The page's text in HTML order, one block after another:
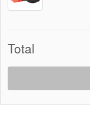
Total